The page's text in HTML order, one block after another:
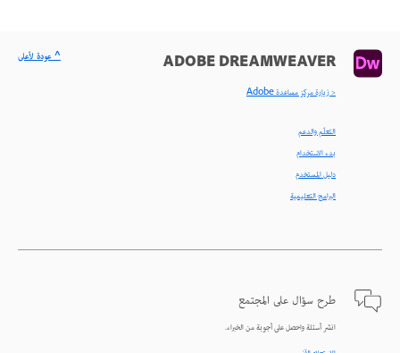
ADOBE DREAMWEAVER
< زيارة مركز مساعدة Adobe
التعلّم والدعم
بدء الاستخدام
دليل المستخدم
البرامج التعليمية
طرح سؤال على المجتمع
انشر أسئلة واحصل على أجوبة من الخبراء.
^ عودة لأعلى